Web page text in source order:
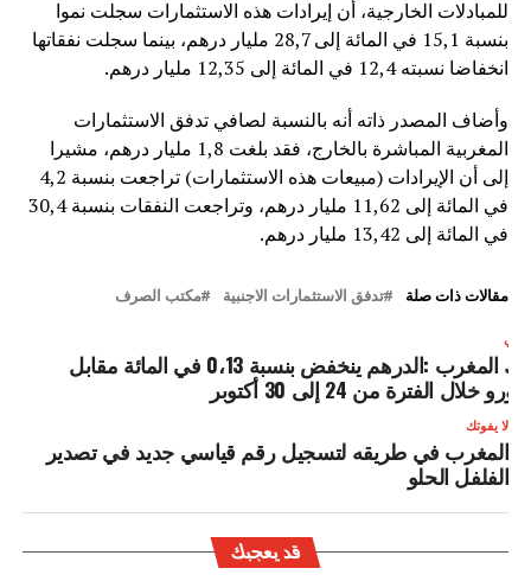
للمبادلات الخارجية، أن إيرادات هذه الاستثمارات سجلت نموا
بنسبة 15,1 في المائة إلى 28,7 مليار درهم، بينما سجلت نفقاتها
انخفاضا نسبته 12,4 في المائة إلى 12,35 مليار درهم.
وأضاف المصدر ذاته أنه بالنسبة لصافي تدفق الاستثمارات
المغربية المباشرة بالخارج، فقد بلغت 1,8 مليار درهم، مشيرا
إلى أن الإيرادات (مبيعات هذه الاستثمارات) تراجعت بنسبة 4,2
في المائة إلى 11,62 مليار درهم، وتراجعت النفقات بنسبة 30,4
في المائة إلى 13,42 مليار درهم.
مقالات ذات صلة تدفق الاستثمارات الاجنبية مكتب الصرف
بنك المغرب :الدرهم ينخفض بنسبة 0،13 في المائة مقابل
خلال الفترة من 24 إلى 30 أكتوبر
لا يفوتك
المغرب في طريقه لتسجيل رقم قياسي جديد في تصدير
الفلفل الحلو
قد يعجبك